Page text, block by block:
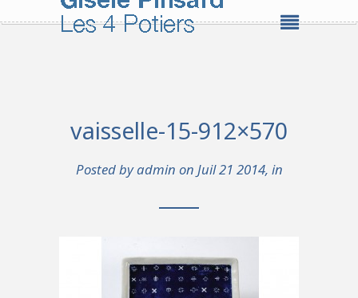
vaisselle-15-912×570
Posted byadmin on Juil 21 2014, in